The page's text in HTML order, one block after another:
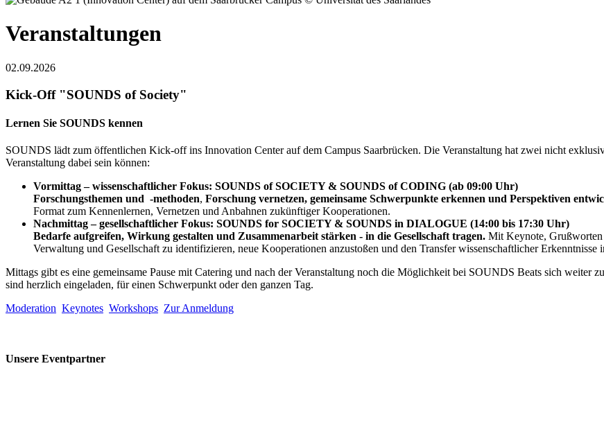
Veranstaltungen
02.09.2026
Kick-Off "SOUNDS of Society"
Lernen Sie SOUNDS kennen
SOUNDS lädt zum öffentlichen Kick-off ins Innovation Center auf dem Campus Saarbrücken. Die Veranstaltung hat zwei nicht
Veranstaltung dabei sein können:
Vormittag – wissenschaftlicher Fokus: SOUNDS of SOCIETY & SOUNDS of CODING (ab 09:00 Uhr)
Forschungsthemen und -methoden, Forschung vernetzen, gemeinsame Schwerpunkte erkennen und Perspektiven
Format zum Kennenlernen, Vernetzen und Anbahnen zukünftiger Kooperationen.
Nachmittag – gesellschaftlicher Fokus: SOUNDS for SOCIETY & SOUNDS in DIALOGUE (14:00 bis 17:30 Uhr)
Bedarfe aufgreifen, Wirkung gestalten und Zusammenarbeit stärken - in die Gesellschaft tragen. Mit Keynote, Grußworten
Verwaltung und Gesellschaft zu identifizieren, neue Kooperationen anzustoßen und den Transfer wissenschaftlicher Erkenntnisse
Mittags gibt es eine gemeinsame Pause mit Catering und nach der Veranstaltung noch die Möglichkeit bei SOUNDS Beats sich weiter
sind herzlich eingeladen, für einen Schwerpunkt oder den ganzen Tag.
Moderation Keynotes Workshops Zur Anmeldung
Unsere Eventpartner